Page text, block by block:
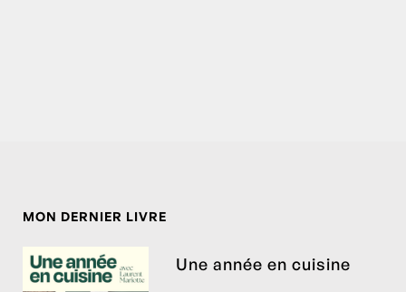
MON DERNIER LIVRE
Une année en cuisine